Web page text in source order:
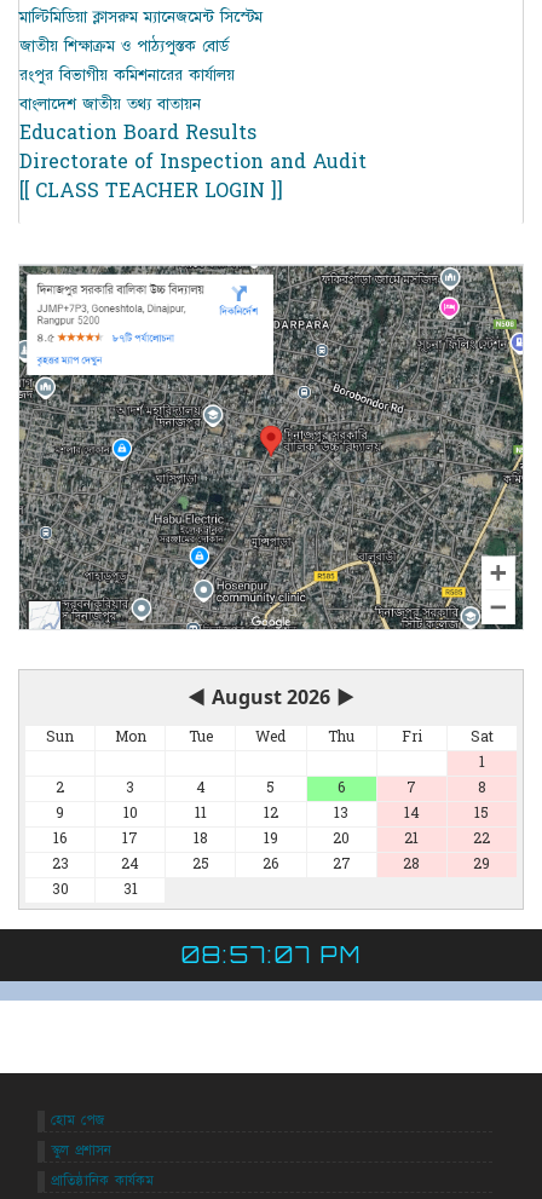
মাল্টিমিডিয়া ক্লাসরুম ম্যানেজমেন্ট সিস্টেম
জাতীয় শিক্ষাক্রম ও পাঠ্যপুস্তক বোর্ড
রংপুর বিভাগীয় কমিশনারের কার্যালয়
বাংলাদেশ জাতীয় তথ্য বাতায়ন
Education Board Results
Directorate of Inspection and Audit
[[ CLASS TEACHER LOGIN ]]
◀ August 2026 ▶
Sun Mon Tue Wed Thu Fri
Sat
1
2
3 4 5 6 7
8
9
10 11 12 13 14
15
16
17 18 19 20 21
22
23
24 25 26 27 28
29
30
31
08:57:07 PM
হোম পেজ
স্কুল প্রশাসন
প্রাতিষ্ঠানিক কার্যকম